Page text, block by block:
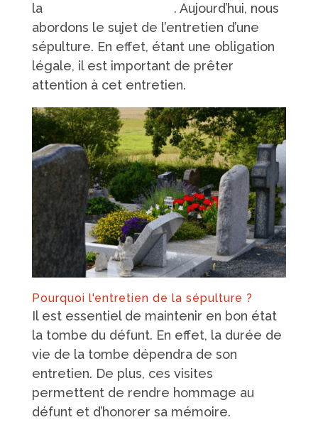
la
. Aujourd’hui, nous
abordons le sujet de l’entretien d’une
sépulture. En effet, étant une obligation
légale, il est important de prêter
attention à cet entretien.
Pourquoi l'entretien de la sépulture ?
Il est essentiel de maintenir en bon état
la tombe du défunt. En effet, la durée de
vie de la tombe dépendra de son
entretien. De plus, ces visites
permettent de rendre hommage au
défunt et d’honorer sa mémoire.